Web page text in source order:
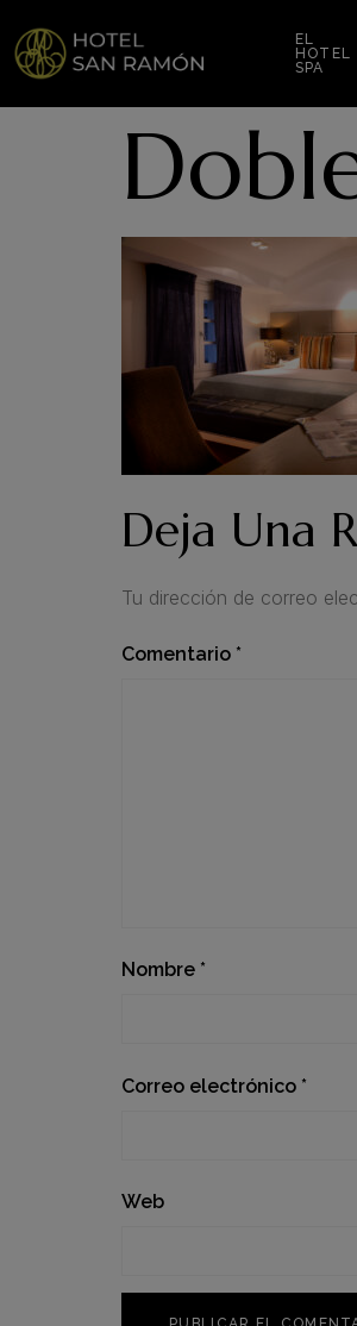
EL
HOTEL
SPA
Deja Una
Tu dirección de correo
Comentario *
Nombre *
Correo electrónico *
Web